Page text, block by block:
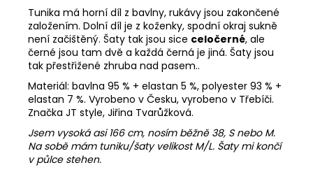
Tunika má horní díl z bavlny, rukávy jsou zakončené
založením. Dolní díl je z koženky, spodní okraj sukně
není začištěný. Šaty tak jsou sice celočerné, ale
černé jsou tam dvě a každá černá je jiná. Šaty jsou
tak přestřižené zhruba nad pasem..
Materiál: bavlna 95 % + elastan 5 %, polyester 93 % +
elastan 7 %. Vyrobeno v Česku, vyrobeno v Třebíči.
Značka JT style, Jiřina Tvarůžková.
Jsem vysoká asi 166 cm, nosím běžně 38, S nebo M.
Na sobě mám tuniku/šaty velikost M/L. Šaty mi končí
v půlce stehen.